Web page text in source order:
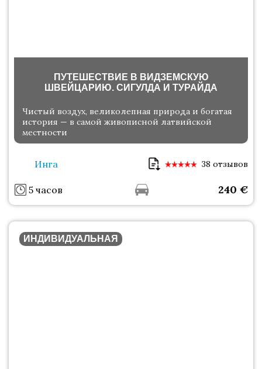
ПУТЕШЕСТВИЕ В ВИДЗЕМСКУЮ
ШВЕЙЦАРИЮ. СИГУЛДА И ТУРАЙДА
Чистый воздух, великолепная природа и богатая
история — в самой живописной латвийской
местности
Инга 38 отзывов
5 часов 240 €
ИНДИВИДУАЛЬНАЯ